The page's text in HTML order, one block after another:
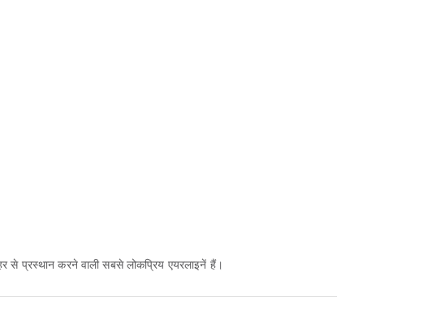
प्रस्थान करने वाली सबसे लोकप्रिय एयरलाइनें हैं।